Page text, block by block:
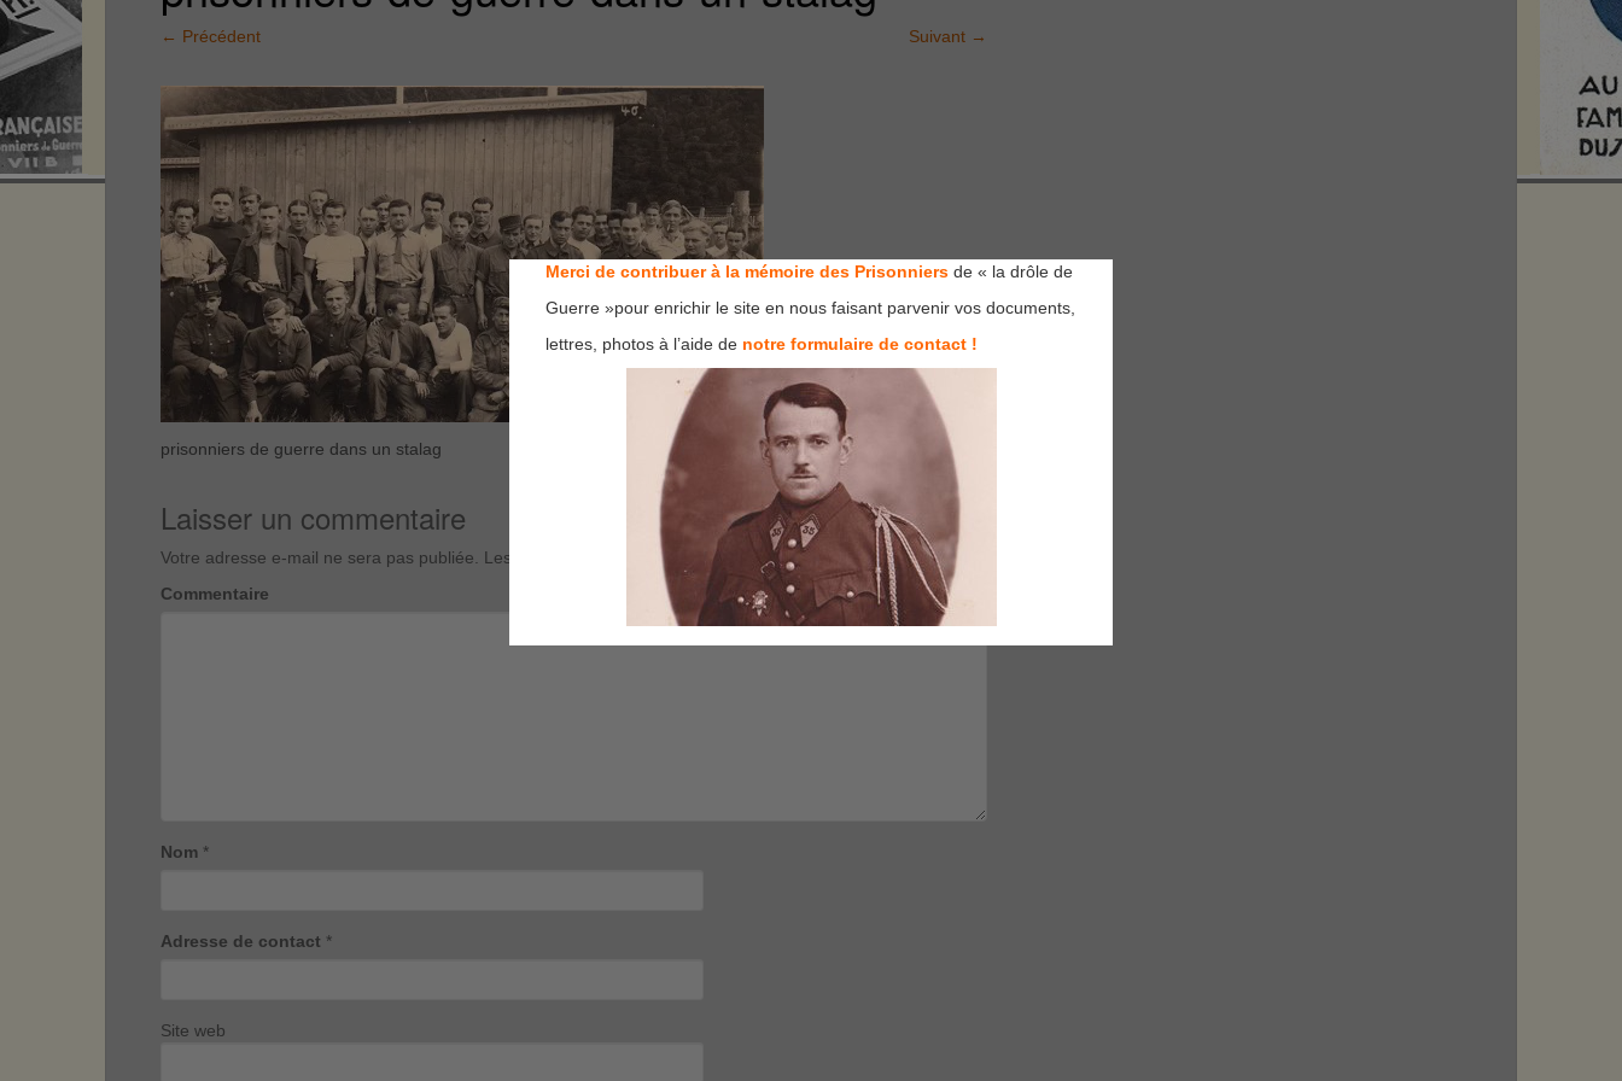
← Précédent Suivant →
prisonniers de guerre dans un stalag
Laisser un commentaire
Votre adresse e-mail ne sera pas publiée. Les champs obligatoires sont indiqués avec
Commentaire
Nom *
Adresse de contact *
Site web
Merci de contribuer à la mémoire des Prisonniers de « la drôle de
Guerre »pour enrichir le site en nous faisant parvenir vos documents,
lettres, photos à l’aide de notre formulaire de contact !